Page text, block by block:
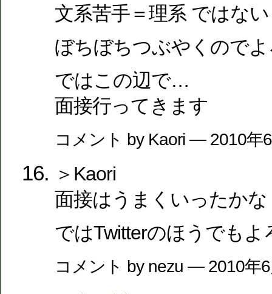
文系苦手＝理系 ではな
ぼちぼちつぶやくので
ではこの辺で…
面接行ってきます
コメント by Kaori — 2010年
＞Kaori
面接はうまくいったかな
ではTwitterのほうでも
コメント by nezu — 2010年